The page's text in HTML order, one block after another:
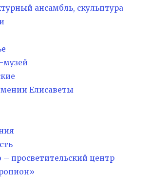
ансамбль, скульптура
музей
Елисаветы
– просветительский центр